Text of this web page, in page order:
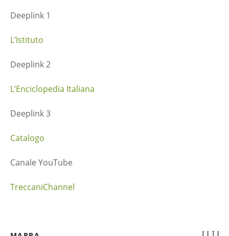
Deeplink 1
L’Istituto
Deeplink 2
L’Enciclopedia Italiana
Deeplink 3
Catalogo
Canale YouTube
TreccaniChannel